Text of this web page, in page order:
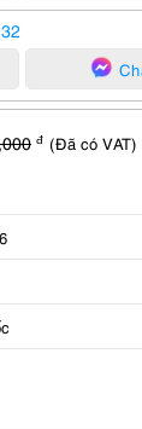
đ (Đã có VAT)